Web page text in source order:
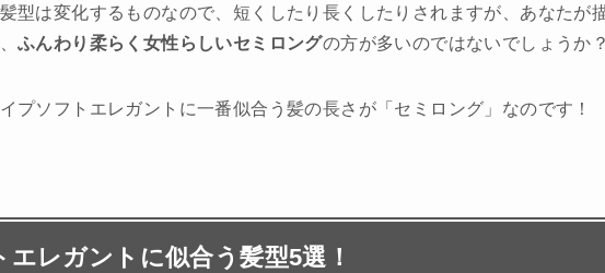
型は変化するものなので、短くしたり長くしたりされますが、あなたが
ふんわり柔らく女性らしいセミロングの方が多いのではないでしょうか？
プソフトエレガントに一番似合う髪の長さが「セミロング」なのです！
エレガントに似合う髪型5選！